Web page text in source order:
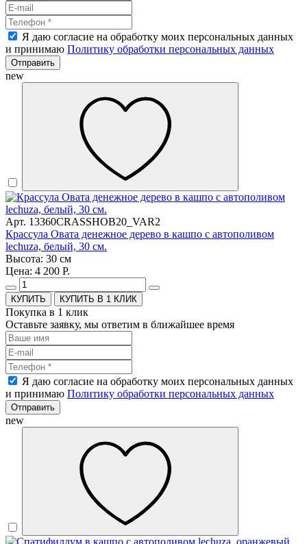
Я даю согласие на обработку моих персональных данных
и принимаю Политику обработки персональных данных
Отправить
new
Арт. 13360CRASSHOB20_VAR2
Крассула Овата денежное дерево в кашпо с автополивом
lechuza, белый, 30 см.
Высота: 30 см
Цена: 4 200 Р.
КУПИТЬ В 1 КЛИК
Покупка в 1 клик
Оставьте заявку, мы ответим в ближайшее время
Я даю согласие на обработку моих персональных данных
и принимаю Политику обработки персональных данных
Отправить
new